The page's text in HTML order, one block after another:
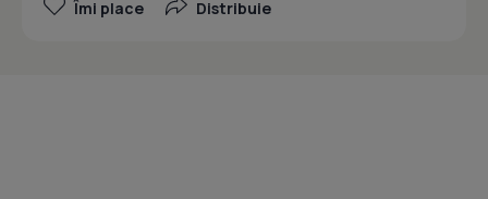
Îmi place Distribuie